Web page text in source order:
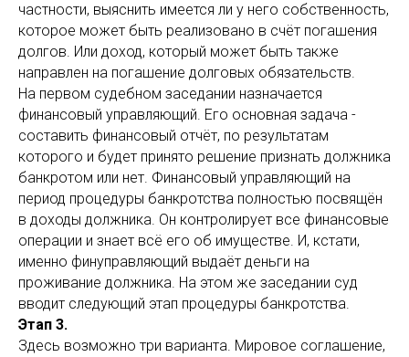
частности, выяснить имеется ли у него собственность,
которое может быть реализовано в счёт погашения
долгов. Или доход, который может быть также
направлен на погашение долговых обязательств.
На первом судебном заседании назначается
финансовый управляющий. Его основная задача -
составить финансовый отчёт, по результатам
которого и будет принято решение признать должника
банкротом или нет. Финансовый управляющий на
период процедуры банкротства полностью посвящён
в доходы должника. Он контролирует все финансовые
операции и знает всё его об имуществе. И, кстати,
именно финуправляющий выдаёт деньги на
проживание должника. На этом же заседании суд
вводит следующий этап процедуры банкротства.
Этап 3.
Здесь возможно три варианта. Мировое соглашение,